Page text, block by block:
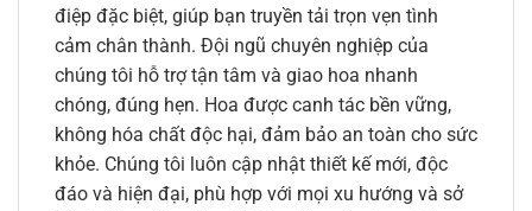
điệp đặc biệt, giúp bạn truyền tải trọn vẹn tình
cảm chân thành. Đội ngũ chuyên nghiệp của
chúng tôi hỗ trợ tận tâm và giao hoa nhanh
chóng, đúng hẹn. Hoa được canh tác bền vững,
không hóa chất độc hại, đảm bảo an toàn cho sức
khỏe. Chúng tôi luôn cập nhật thiết kế mới, độc
đáo và hiện đại, phù hợp với mọi xu hướng và sở